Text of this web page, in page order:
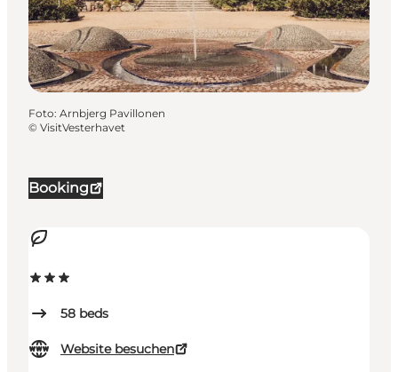
Booking
58 beds
Website besuchen
Foto: Arnbjerg Pavillonen
© VisitVesterhavet